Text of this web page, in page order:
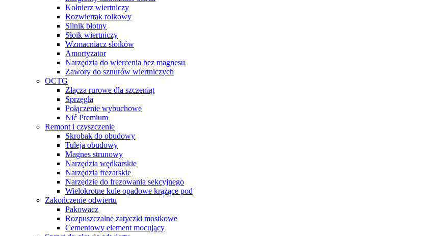
Kołnierz wiertniczy
Rozwiertak rolkowy
Silnik błotny
Słoik wiertniczy
Wzmacniacz słoików
Amortyzator
Narzędzia do wiercenia bez magnesu
Zawory do sznurów wiertniczych
OCTG
Złącza rurowe dla szczeniąt
Sprzęgła
Połączenie wybuchowe
Nić Premium
Remont i czyszczenie
Skrobak do obudowy
Tuleja obudowy
Magnes strunowy
Narzędzia wędkarskie
Narzędzia frezarskie
Narzędzie do frezowania sekcyjnego
Wielokrotne kule opadowe krążące pod
Zakończenie odwiertu
Pakowacz
Rozpuszczalne zatyczki mostkowe
Cementowy element mocujący